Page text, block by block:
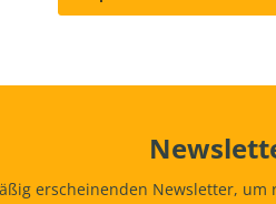
erscheinenden Newsletter,